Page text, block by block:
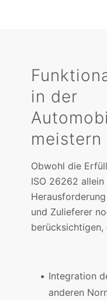
in der
meistern
Obwohl die
ISO 26262 allein
und Zulieferer
berücksichtigen,
Integration
anderen